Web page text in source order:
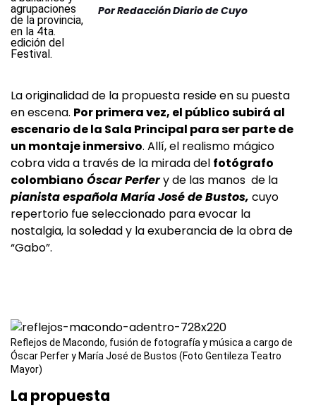
PorRedacción Diario de Cuyo
La originalidad de la propuesta reside en su puesta
en escena. Por primera vez, el público subirá al
escenario de la Sala Principal para ser parte de
un montaje inmersivo. Allí, el realismo mágico
cobra vida a través de la mirada del fotógrafo
colombiano Óscar Perfery de las manos de la
pianista española María José de Bustos, cuyo
repertorio fue seleccionado para evocar la
nostalgia, la soledad y la exuberancia de la obra de
“Gabo”.
Reflejos de Macondo, fusión de fotografía y música a cargo de
Óscar Perfer y María José de Bustos (Foto Gentileza Teatro
Mayor)
La propuesta